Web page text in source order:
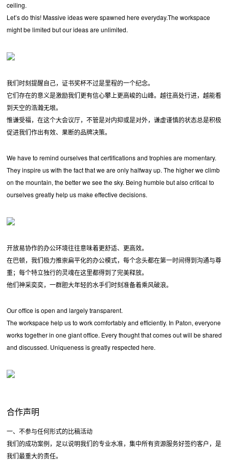
ceiling.
Let’s do this! Massive ideas were spawned here everyday.The workspace
might be limited but our ideas are unlimited.
我们时刻提醒自己，证书奖杯不过是里程的一个纪念。
它们存在的意义是激励我们更有信心攀上更高峻的山峰。越往高处行进，越能看
到天空的浩瀚无垠。
惟谦受福，在这个大会议厅，不管是对内抑或是对外，谦虚谨慎的状态总是积极
促进我们作出有效、果断的品牌决策。
We have to remind ourselves that certifications and trophies are momentary.
They inspire us with the fact that we are only halfway up. The higher we climb
on the mountain, the better we see the sky. Being humble but also critical to
ourselves greatly help us make effective decisions.
开放易协作的办公环境往往意味着更舒适、更高效。
在巴顿，我们极力推崇扁平化的办公模式，每个念头都在第一时间得到沟通与尊
重；每个特立独行的灵魂在这里都得到了完美释放。
他们神采奕奕，一群胆大年轻的水手们时刻准备着乘风破浪。
Our office is open and largely transparent.
The workspace help us to work comfortably and efficiently. In Paton, everyone
works together in one giant office. Every thought that comes out will be shared
and discussed. Uniqueness is greatly respected here.
合作声明
一、不参与任何形式的比稿活动
我们的成功案例，足以说明我们的专业水准，集中所有资源服务好签约客户，是
我们最重大的责任。